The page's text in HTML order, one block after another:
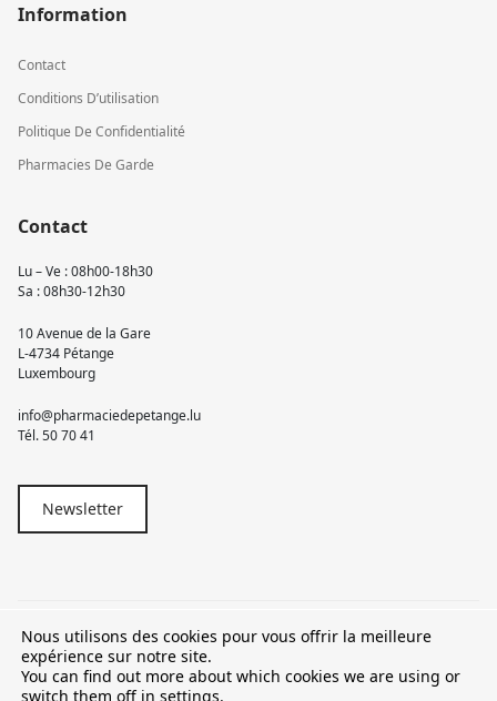
Information
Contact
Conditions D’utilisation
Politique De Confidentialité
Pharmacies De Garde
Contact
Lu – Ve : 08h00-18h30
Sa : 08h30-12h30
10 Avenue de la Gare
L-4734 Pétange
Luxembourg
info@pharmaciedepetange.lu
Tél.50 70 41
Newsletter
© 2026 Pharmacie Pétange
TVA LU15581262
Nous utilisons des cookies pour vous offrir la meilleure
expérience sur notre site.
You can find out more about which cookies we are using or
switch them off in settings.